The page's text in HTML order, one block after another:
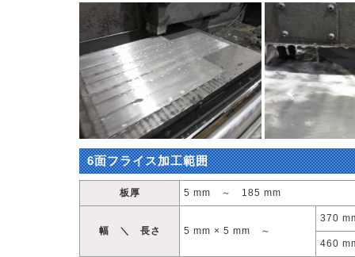
6面フライス加工範囲
板厚 5 mm ～ 185 mm
幅 ＼ 長さ 5 mm × 5 mm ～
370
460